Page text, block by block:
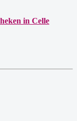
in Celle